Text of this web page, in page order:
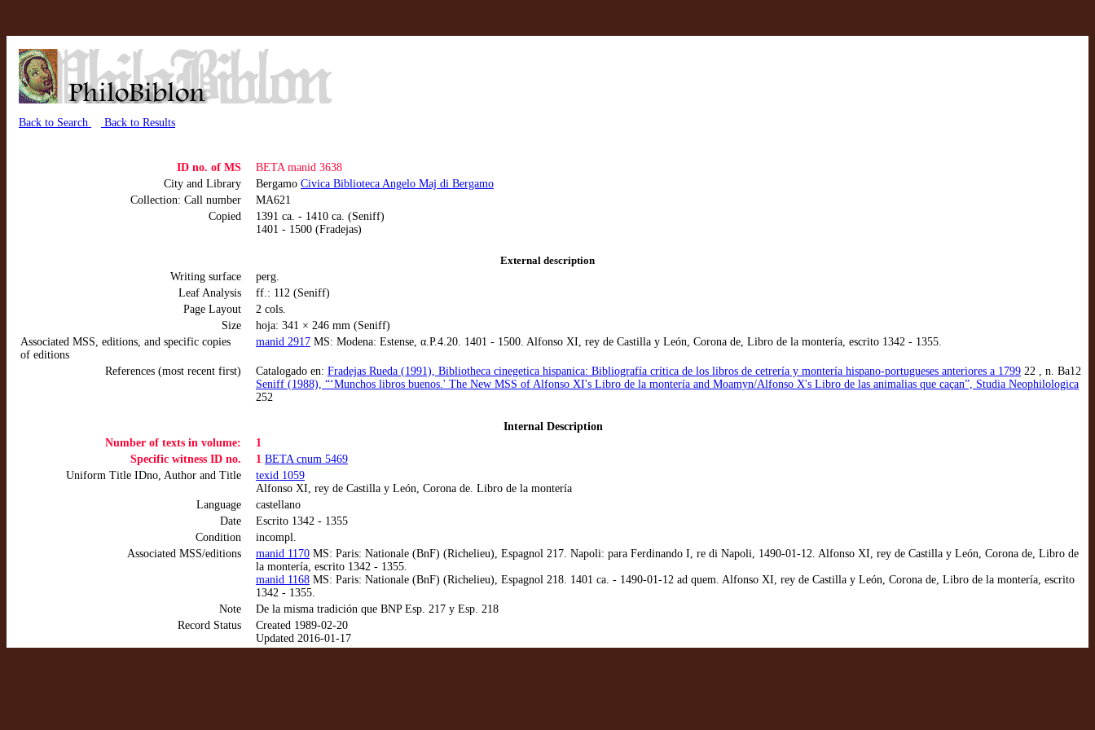
Back to Search Back to Results
ID no. of MS
BETA manid 3638
City and Library
Bergamo Civica Biblioteca Angelo Maj di Bergamo
Collection: Call number
MA621
Copied
1391 ca. - 1410 ca. (Seniff)
1401 - 1500 (Fradejas)
External description
Writing surface
perg.
Leaf Analysis
ff.: 112 (Seniff)
Page Layout
2 cols.
Size
hoja: 341 × 246 mm (Seniff)
Associated MSS, editions, and specific copies
of editions
manid 2917 MS: Modena: Estense, α.P.4.20. 1401 - 1500. Alfonso XI, rey de Castilla y León, Corona de, Libro de la montería, escrito 1342 - 1355.
References (most recent first) Catalogado en: Fradejas Rueda (1991), Bibliotheca cinegetica hispanica: Bibliografía crítica de los libros de cetrería y montería hispano-portugueses anteriores a 1799 22 , n. Ba12
Seniff (1988), “‘Munchos libros buenos.' The New MSS of Alfonso XI's Libro de la montería and Moamyn/Alfonso X's Libro de las animalias que caçan”, Studia Neophilologica
252
Internal Description
Number of texts in volume:
1
Specific witness ID no.
1 BETA cnum 5469
Uniform Title IDno, Author and Title
texid 1059
Alfonso XI, rey de Castilla y León, Corona de. Libro de la montería
Language
castellano
Date
Escrito 1342 - 1355
Condition
incompl.
Associated MSS/editions
manid 1170 MS: Paris: Nationale (BnF) (Richelieu), Espagnol 217. Napoli: para Ferdinando I, re di Napoli, 1490-01-12. Alfonso XI, rey de Castilla y León, Corona de, Libro de
la montería, escrito 1342 - 1355.
manid 1168 MS: Paris: Nationale (BnF) (Richelieu), Espagnol 218. 1401 ca. - 1490-01-12 ad quem. Alfonso XI, rey de Castilla y León, Corona de, Libro de la montería, escrito
1342 - 1355.
Note
De la misma tradición que BNP Esp. 217 y Esp. 218
Record Status
Created 1989-02-20
Updated 2016-01-17